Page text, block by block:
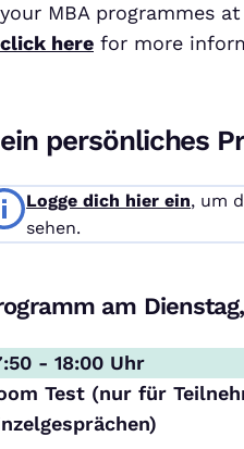
your MBA programmes
click here for more
persönliches
Logge dich hier ein, um
sehen.
am
- 18:00 Uhr
Test (nur für